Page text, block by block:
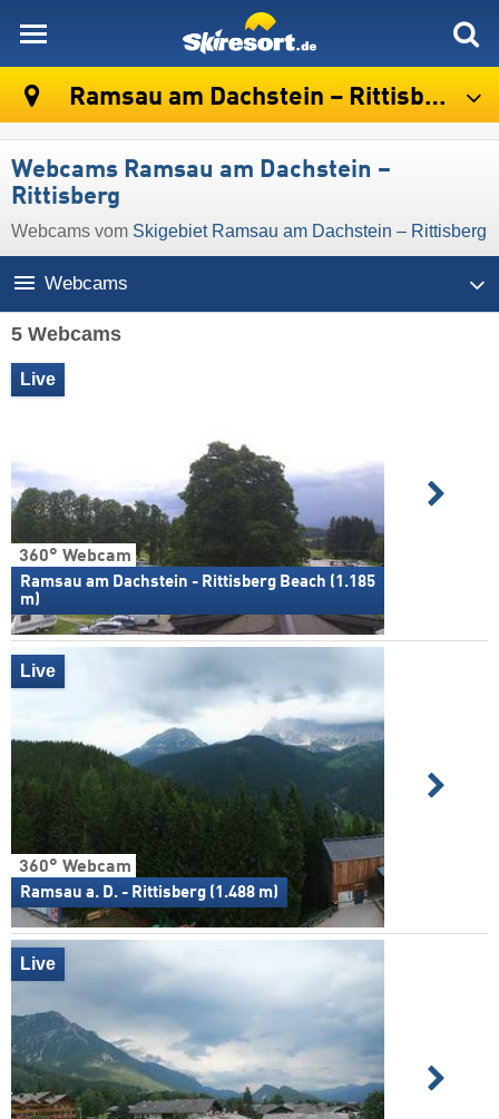
Ramsau am Dachstein – Rittisberg
Webcams Ramsau am Dachstein –
Rittisberg
Webcams vom Skigebiet Ramsau am Dachstein – Rittisberg
Webcams
5 Webcams
360° Webcam
Ramsau am Dachstein - Rittisberg Beach (1.185
m)
Live
360° Webcam
Ramsau a. D. - Rittisberg (1.488 m)
Live
Live